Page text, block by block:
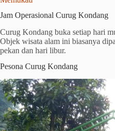
Jam Operasional Curug Kondang
Curug Kondang buka setiap hari
Objek wisata alam ini biasanya
pekan dan hari libur.
Pesona Curug Kondang